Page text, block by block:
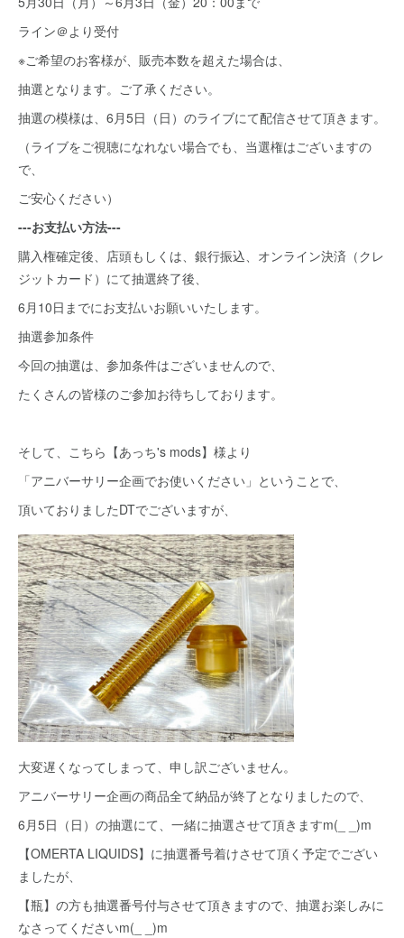
ライン＠より受付
※ご希望のお客様が、販売本数を超えた場合は、
抽選となります。ご了承ください。
抽選の模様は、6月5日（日）のライブにて配信させて頂きます。
（ライブをご視聴になれない場合でも、当選権はございますの
で、
ご安心ください）
---お支払い方法---
購入権確定後、店頭もしくは、銀行振込、オンライン決済（クレ
ジットカード）にて抽選終了後、
6月10日までにお支払いお願いいたします。
抽選参加条件
今回の抽選は、参加条件はございませんので、
たくさんの皆様のご参加お待ちしております。
そして、こちら【あっち's mods】様より
「アニバーサリー企画でお使いください」ということで、
頂いておりましたDTでございますが、
大変遅くなってしまって、申し訳ございません。
アニバーサリー企画の商品全て納品が終了となりましたので、
6月5日（日）の抽選にて、一緒に抽選させて頂きますm(_ _)m
【OMERTA LIQUIDS】に抽選番号着けさせて頂く予定でござい
ましたが、
【瓶】の方も抽選番号付与させて頂きますので、抽選お楽しみに
なさってくださいm(_ _)m